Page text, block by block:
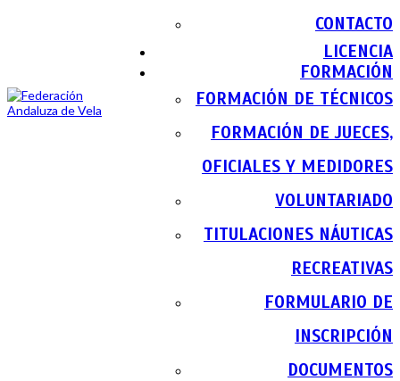
CONTACTO
LICENCIA
FORMACIÓN
FORMACIÓN DE TÉCNICOS
FORMACIÓN DE JUECES,
OFICIALES Y MEDIDORES
VOLUNTARIADO
TITULACIONES NÁUTICAS
RECREATIVAS
FORMULARIO DE
INSCRIPCIÓN
DOCUMENTOS